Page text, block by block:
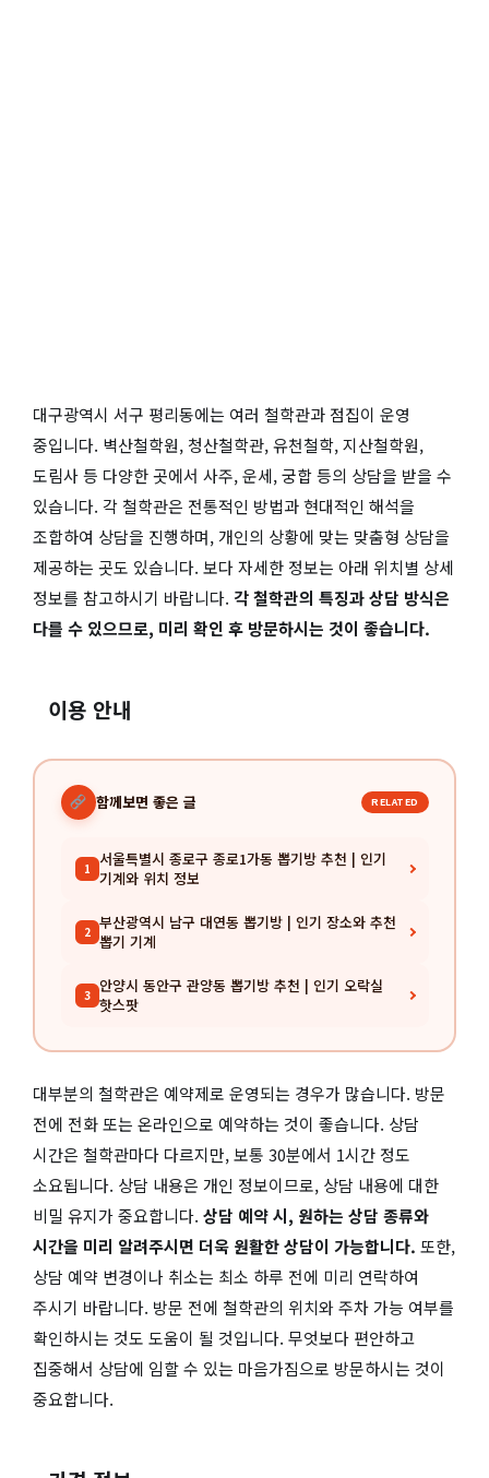
대구광역시 서구 평리동에는 여러 철학관과 점집이 운영
중입니다. 벽산철학원, 청산철학관, 유천철학, 지산철학원,
도림사 등 다양한 곳에서 사주, 운세, 궁합 등의 상담을 받을 수
있습니다. 각 철학관은 전통적인 방법과 현대적인 해석을
조합하여 상담을 진행하며, 개인의 상황에 맞는 맞춤형 상담을
제공하는 곳도 있습니다. 보다 자세한 정보는 아래 위치별 상세
정보를 참고하시기 바랍니다. 각 철학관의 특징과 상담 방식은
다를 수 있으므로, 미리 확인 후 방문하시는 것이 좋습니다.
이용 안내
함께보면 좋은 글 RELATED
1 서울특별시 종로구 종로1가동 뽑기방 추천 | 인기
기계와 위치 정보
2 부산광역시 남구 대연동 뽑기방 | 인기 장소와 추천
뽑기 기계
3 안양시 동안구 관양동 뽑기방 추천 | 인기 오락실
핫스팟
대부분의 철학관은 예약제로 운영되는 경우가 많습니다. 방문
전에 전화 또는 온라인으로 예약하는 것이 좋습니다. 상담
시간은 철학관마다 다르지만, 보통 30분에서 1시간 정도
소요됩니다. 상담 내용은 개인 정보이므로, 상담 내용에 대한
비밀 유지가 중요합니다. 상담 예약 시, 원하는 상담 종류와
시간을 미리 알려주시면 더욱 원활한 상담이 가능합니다. 또한,
상담 예약 변경이나 취소는 최소 하루 전에 미리 연락하여
주시기 바랍니다. 방문 전에 철학관의 위치와 주차 가능 여부를
확인하시는 것도 도움이 될 것입니다. 무엇보다 편안하고
집중해서 상담에 임할 수 있는 마음가짐으로 방문하시는 것이
중요합니다.